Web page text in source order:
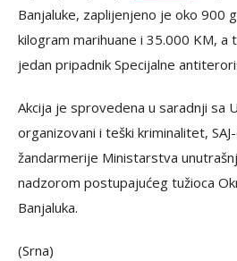
Banjaluke, zaplijenjeno je oko 900
kilogram marihuane i 35.000 KM, a
jedan pripadnik Specijalne
Akcija je sprovedena u saradnji sa
organizovani i teški kriminalitet,
žandarmerije Ministarstva
nadzorom postupajućeg tužioca
Banjaluka.
(Srna)